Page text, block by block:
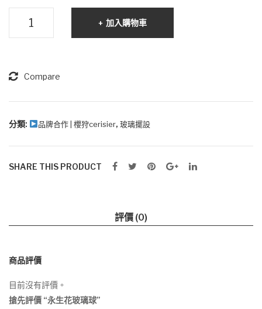
油)
璃
量
加入購物車
Compare
分類: 品牌合作 | 櫻狩cerisier, 玻璃擺設
SHARE THIS PRODUCT
評價 (0)
商品評價
目前沒有評價。
搶先評價 “永生花玻璃球”